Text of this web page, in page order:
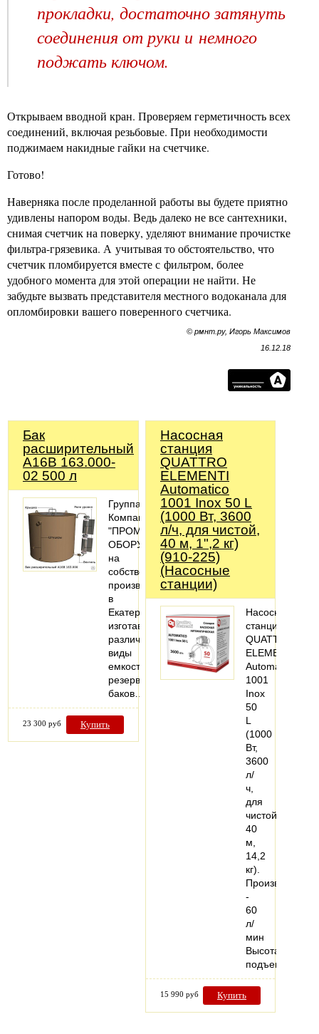
прокладки, достаточно затянуть
соединения от руки и немного
поджать ключом.
Открываем вводной кран. Проверяем герметичность всех
соединений, включая резьбовые. При необходимости
поджимаем накидные гайки на счетчике.
Готово!
Наверняка после проделанной работы вы будете приятно
удивлены напором воды. Ведь далеко не все сантехники,
снимая счетчик на поверку, уделяют внимание прочистке
фильтра-грязевика. А учитывая то обстоятельство, что
счетчик пломбируется вместе с фильтром, более
удобного момента для этой операции не найти. Не
забудьте вызвать представителя местного водоканала для
опломбировки вашего поверенного счетчика.
© рмнт.ру, Игорь Максимов
16.12.18
Бак
расширительный
А16В 163.000-
02 500 л
Группа
Компаний
"ПРОМЫШЛЕННОЕ
ОБОРУДОВАНИЕ"
на
собственном
производстве
в
Екатеринбурге
изготавливает
различные
виды
емкостей,
резервуаров,
баков…
23 300 руб Купить
Насосная
станция
QUATTRO
ELEMENTI
Automatico
1001 Inox 50 L
(1000 Вт, 3600
л/ч, для чистой,
40 м, 1",2 кг)
(910-225)
(Насосные
станции)
Насосная
станция
QUATTRO
ELEMENTI
Automatico
1001
Inox
50
L
(1000
Вт,
3600
л/
ч,
для
чистой,
40
м,
14,2
кг).
-
60
л/
мин
Высота
подъема…
15 990 руб Купить